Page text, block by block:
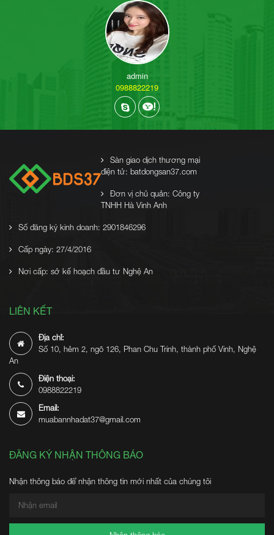
admin
0988822219
Sàn giao dịch thương mại
điện tử: batdongsan37.com
Đơn vị chủ quản: Công ty
TNHH Hà Vinh Anh
Số đăng ký kinh doanh: 2901846296
Cấp ngày: 27/4/2016
Nơi cấp: sở kế hoạch đầu tư Nghệ An
LIÊN KẾT
Địa chỉ:
Số 10, hẻm 2, ngõ 126, Phan Chu Trinh, thành phố Vinh, Nghệ
An
Điện thoại:
0988822219
Email:
muabannhadat37@gmail.com
ĐĂNG KÝ NHẬN THÔNG BÁO
Nhận thông báo để nhận thông tin mới nhất của chúng tôi